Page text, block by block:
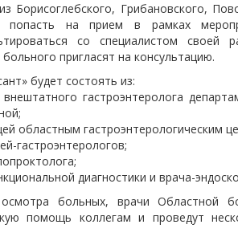
Борисоглебского, Грибановского,
попасть на прием в рамках
со специалистом своей
пригласят на консультацию.
будет состоять из:
внештатного гастроэнтеролога
областным гастроэнтерологическим
гастроэнтерологов;
диагностики и врача-
больных, врачи Областной
помощь коллегам и проведут